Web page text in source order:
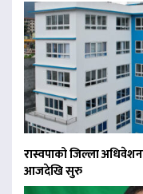
रास्वपाको जिल्ला
आजदेखि सुरु